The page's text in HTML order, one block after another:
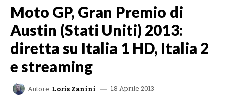
Moto GP, Gran Premio di
Austin (Stati Uniti) 2013:
diretta su Italia 1 HD, Italia 2
e streaming
Autore Loris Zanini 18 Aprile 2013